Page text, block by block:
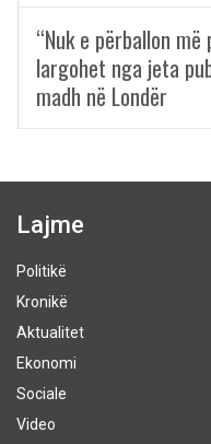
“Nuk e përballon
largohet nga jeta
madh në Londër
Lajme
Politikë
Kronikë
Aktualitet
Ekonomi
Sociale
Video